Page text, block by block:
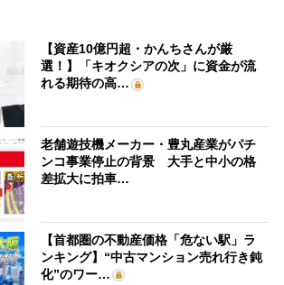
【資産10億円超・かんちさんが厳
選！】「キオクシアの次」に資金が流
れる期待の高…
老舗遊技機メーカー・豊丸産業がパチ
ンコ事業停止の背景 大手と中小の格
差拡大に拍車…
【首都圏の不動産価格「危ない駅」ラ
ンキング】“中古マンション売れ行き鈍
化”のワー…